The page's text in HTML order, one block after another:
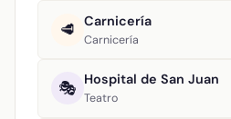
🥩 Carnicería
Carnicería
🎭 Hospital de San Juan
Teatro